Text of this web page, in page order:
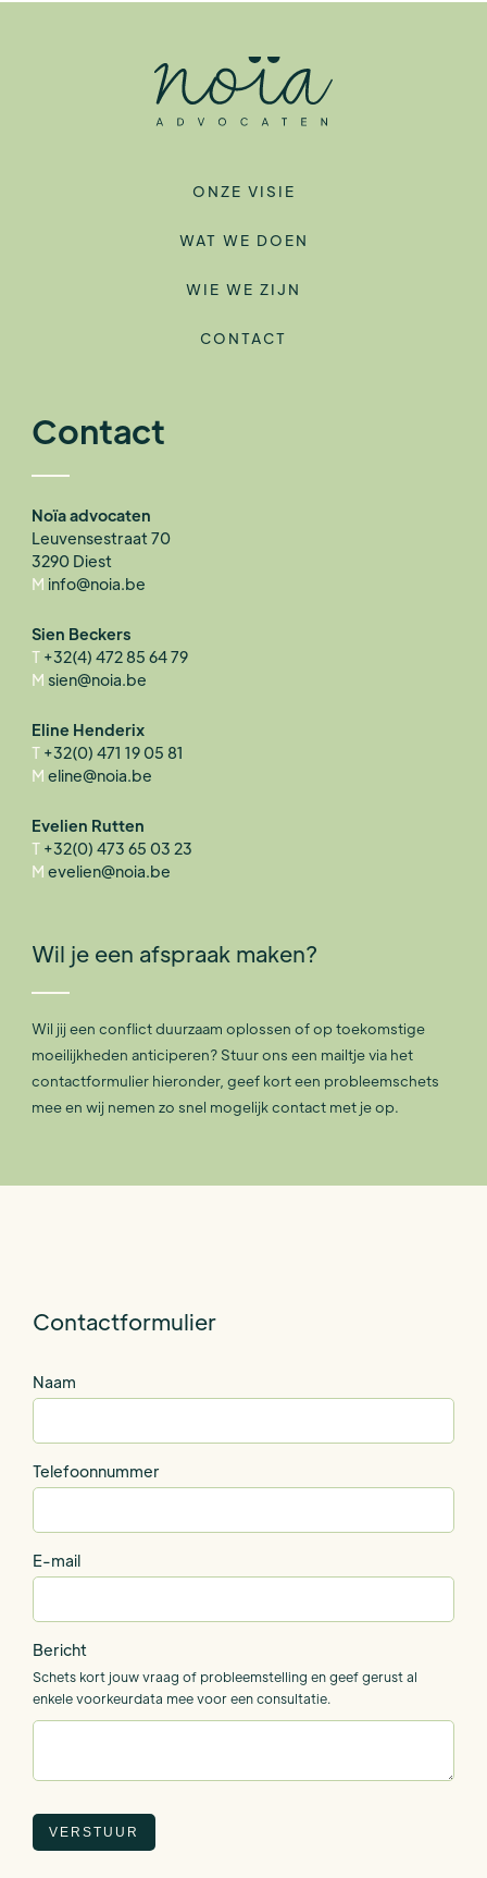
ONZE VISIE
WAT WE DOEN
WIE WE ZIJN
CONTACT
Contact
Noïa advocaten
Leuvensestraat 70
3290 Diest
M info@noia.be
Sien Beckers
T +32(4) 472 85 64 79
M sien@noia.be
Eline Henderix
T +32(0) 471 19 05 81
M eline@noia.be
Evelien Rutten
T +32(0) 473 65 03 23
M evelien@noia.be
Wil je een afspraak maken?
Wil jij een conflict duurzaam oplossen of op toekomstige
moeilijkheden anticiperen? Stuur ons een mailtje via het
contactformulier hieronder, geef kort een probleemschets
mee en wij nemen zo snel mogelijk contact met je op.
Contactformulier
Naam
Telefoonnummer
E-mail
Bericht
Schets kort jouw vraag of probleemstelling en geef gerust al
enkele voorkeurdata mee voor een consultatie.